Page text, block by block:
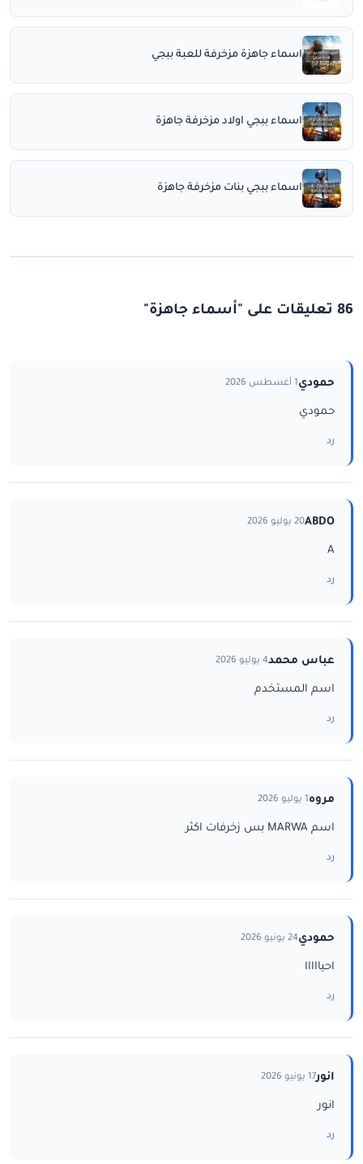
اسماء جاهزة مزخرفة للعبة ببجي
اسماء ببجي اولاد مزخرفة جاهزة
اسماء ببجي بنات مزخرفة جاهزة
86 تعليقات على "أسماء جاهزة"
حمودي1 أغسطس 2026
حمودي
رد
ABDO20 يوليو 2026
A
رد
عباس محمد4 يوليو 2026
اسم المستخدم
رد
مروه1 يوليو 2026
اسم MARWA بس زخرفات اكثر
رد
حمودي24 يونيو 2026
احيااااا
رد
انور17 يونيو 2026
انور
رد